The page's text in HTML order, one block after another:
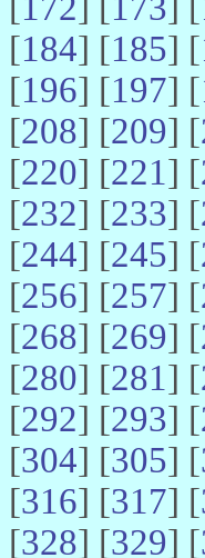
[184] [185] [
[196] [197] [
[208] [209] [
[220] [221] [
[232] [233] [
[244] [245] [
[256] [257] [
[268] [269] [
[280] [281] [
[292] [293] [
[304] [305] [
[316] [317] [
[328] [329] [